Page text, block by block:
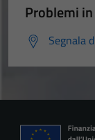
Problemi
Segnala